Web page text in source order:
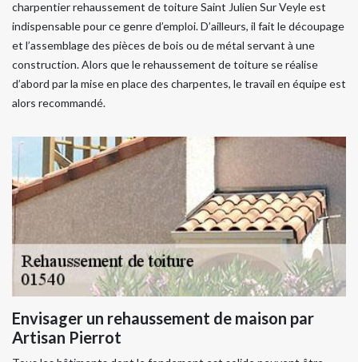
charpentier rehaussement de toiture Saint Julien Sur Veyle est
indispensable pour ce genre d’emploi. D’ailleurs, il fait le découpage
et l’assemblage des pièces de bois ou de métal servant à une
construction. Alors que le rehaussement de toiture se réalise
d’abord par la mise en place des charpentes, le travail en équipe est
alors recommandé.
Envisager un rehaussement de maison par
Artisan Pierrot